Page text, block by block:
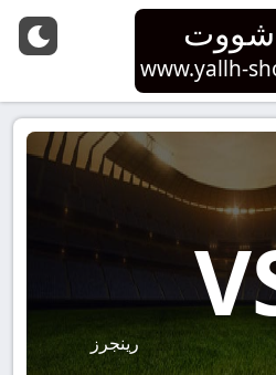
شووت
www.yallh-
رينجرز